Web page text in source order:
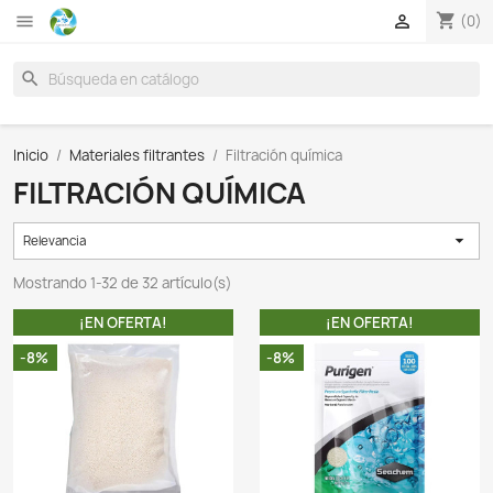

Inicio Materiales filtrantes Filtración química
FILTRACIÓN QUÍMICA
Mostrando 1-32 de 32 artículo(s)
¡EN OFERTA!
¡EN
-8%